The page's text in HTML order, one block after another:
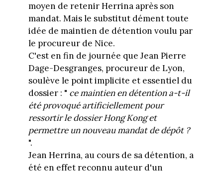
moyen de retenir Herrina après son
mandat. Mais le substitut dément toute
idée de maintien de détention voulu par
le procureur de Nice.
C'est en fin de journée que Jean Pierre
Dage-Desgranges, procureur de Lyon,
soulève le point implicite et essentiel du
dossier : " ce maintien en détention a-t-il
été provoqué artificiellement pour
ressortir le dossier Hong Kong et
permettre un nouveau mandat de dépôt ?
".
Jean Herrina, au cours de sa détention, a
été en effet reconnu auteur d'un